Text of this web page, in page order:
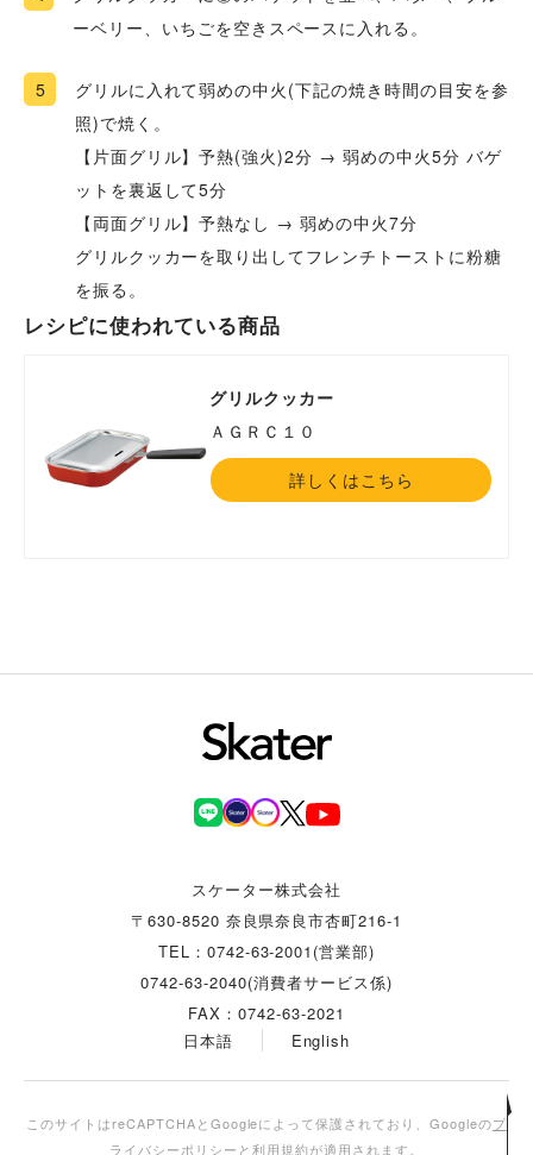
ーベリー、いちごを空きスペースに入れる。
5
グリルに入れて弱めの中火(下記の焼き時間の目安を参
照)で焼く。
【片面グリル】予熱(強火)2分 → 弱めの中火5分 バゲ
ットを裏返して5分
【両面グリル】予熱なし → 弱めの中火7分
グリルクッカーを取り出してフレンチトーストに粉糖
を振る。
レシピに使われている商品
グリルクッカー
ＡＧＲＣ１０
詳しくはこちら
スケーター株式会社
〒630-8520 奈良県奈良市杏町216-1
TEL：0742-63-2001(営業部)
0742-63-2040(消費者サービス係)
FAX：0742-63-2021
English
日本語
このサイトはreCAPTCHAとGoogleによって保護されており、Googleのプ
ライバシーポリシー と利用規約が適用されます。